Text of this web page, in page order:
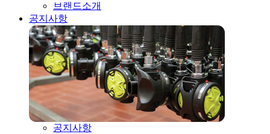
브랜드소개
공지사항
공지사항